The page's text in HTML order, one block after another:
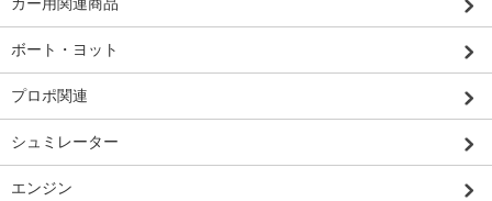
ボート・ヨット
プロポ関連
シュミレーター
エンジン